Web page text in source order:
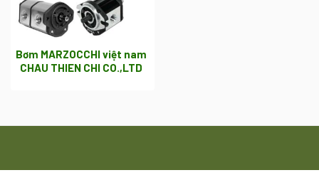
Bơm MARZOCCHI việt nam
CHAU THIEN CHI CO.,LTD